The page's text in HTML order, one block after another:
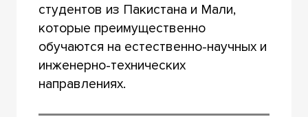
студентов из Пакистана и Мали,
которые преимущественно
обучаются на естественно-научных и
инженерно-технических
направлениях.